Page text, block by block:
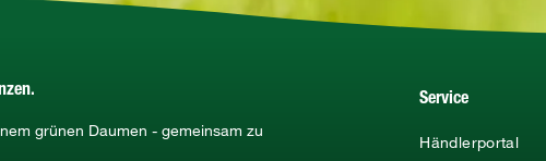
grünen Daumen - gemeinsam zu
Service
Händlerportal